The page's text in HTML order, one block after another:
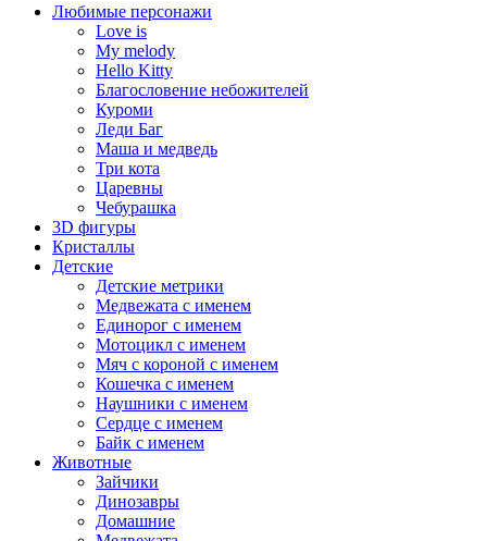
Любимые персонажи
Love is
My melody
Hello Kitty
Благословение небожителей
Куроми
Леди Баг
Маша и медведь
Три кота
Царевны
Чебурашка
3D фигуры
Кристаллы
Детские
Детские метрики
Медвежата с именем
Единорог с именем
Мотоцикл с именем
Мяч с короной с именем
Кошечка с именем
Наушники с именем
Сердце с именем
Байк с именем
Животные
Зайчики
Динозавры
Домашние